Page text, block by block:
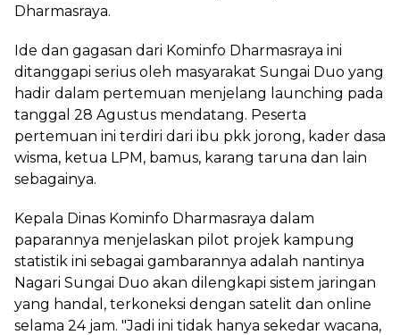
Dharmasraya.
Ide dan gagasan dari Kominfo Dharmasraya ini
ditanggapi serius oleh masyarakat Sungai Duo yang
hadir dalam pertemuan menjelang launching pada
tanggal 28 Agustus mendatang. Peserta
pertemuan ini terdiri dari ibu pkk jorong, kader dasa
wisma, ketua LPM, bamus, karang taruna dan lain
sebagainya.
Kepala Dinas Kominfo Dharmasraya dalam
paparannya menjelaskan pilot projek kampung
statistik ini sebagai gambarannya adalah nantinya
Nagari Sungai Duo akan dilengkapi sistem jaringan
yang handal, terkoneksi dengan satelit dan online
selama 24 jam. "Jadi ini tidak hanya sekedar wacana,